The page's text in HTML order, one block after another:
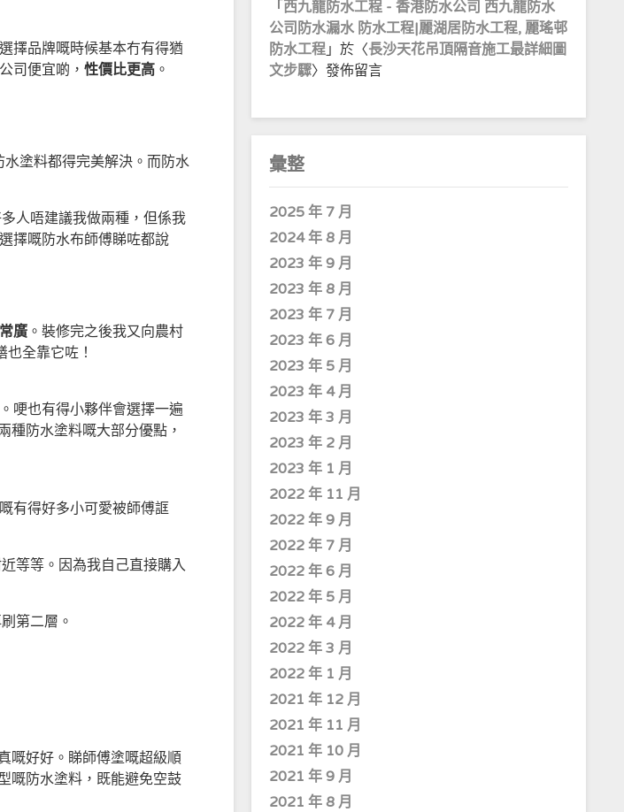
擇品牌嘅時候基本冇有得猶
司便宜啲， 性價比更高。
塗料都得完美解決。而防水
人唔建議我做兩種，但係我
擇嘅防水布師傅睇咗都說
廣。裝修完之後我又向農村
全靠它咗！
哽也有得小夥伴會選擇一遍
種防水塗料嘅大部分優點，
有得好多小可愛被師傅誆
等等。因為我自己直接購入
第二層。
嘅好好。睇師傅塗嘅超級順
嘅防水塗料，既能避免空鼓
「 西九龍防水工程 - 香港防水公司 西九龍防水
公司防水漏水 防水工程|麗湖居防水工程, 麗瑤邨
防水工程 」於〈長沙天花吊頂隔音施工最詳細圖
文步驟〉發佈留言
彙整
2025 年 7 月
2024 年 8 月
2023 年 9 月
2023 年 8 月
2023 年 7 月
2023 年 6 月
2023 年 5 月
2023 年 4 月
2023 年 3 月
2023 年 2 月
2023 年 1 月
2022 年 11 月
2022 年 9 月
2022 年 7 月
2022 年 6 月
2022 年 5 月
2022 年 4 月
2022 年 3 月
2022 年 1 月
2021 年 12 月
2021 年 11 月
2021 年 10 月
2021 年 9 月
2021 年 8 月